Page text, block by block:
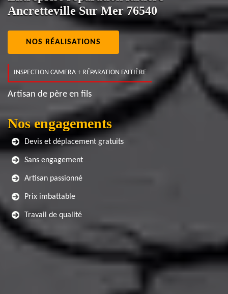
Ancretteville Sur Mer 76540
NOS RÉALISATIONS
INSPECTION CAMERA + RÉPARATION FAITIÈRE
Artisan de père en fils
Nos engagements
Devis et déplacement gratuits
Sans engagement
Artisan passionné
Prix imbattable
Travail de qualité